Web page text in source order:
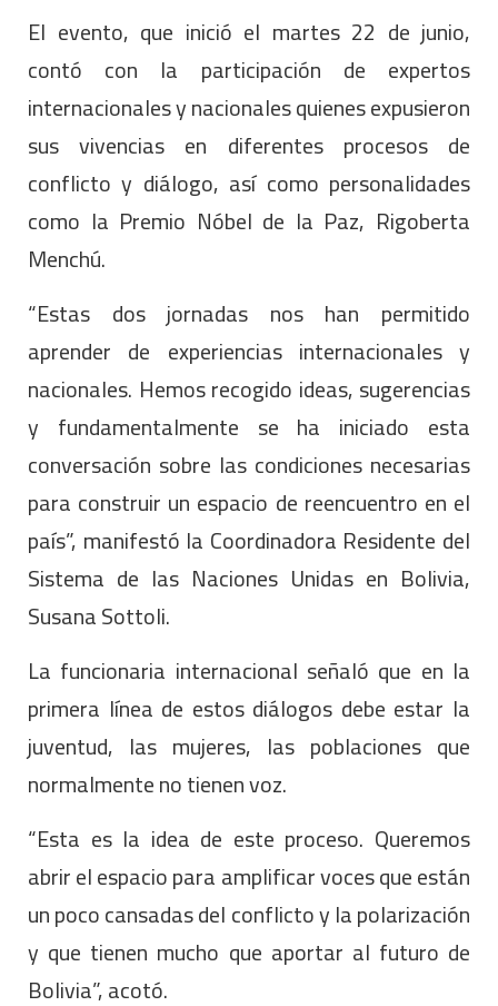
El evento, que inició el martes 22 de junio,
contó con la participación de expertos
internacionales y nacionales quienes expusieron
sus vivencias en diferentes procesos de
conflicto y diálogo, así como personalidades
como la Premio Nóbel de la Paz, Rigoberta
Menchú.
“Estas dos jornadas nos han permitido
aprender de experiencias internacionales y
nacionales. Hemos recogido ideas, sugerencias
y fundamentalmente se ha iniciado esta
conversación sobre las condiciones necesarias
para construir un espacio de reencuentro en el
país”, manifestó la Coordinadora Residente del
Sistema de las Naciones Unidas en Bolivia,
Susana Sottoli.
La funcionaria internacional señaló que en la
primera línea de estos diálogos debe estar la
juventud, las mujeres, las poblaciones que
normalmente no tienen voz.
“Esta es la idea de este proceso. Queremos
abrir el espacio para amplificar voces que están
un poco cansadas del conflicto y la polarización
y que tienen mucho que aportar al futuro de
Bolivia”, acotó.